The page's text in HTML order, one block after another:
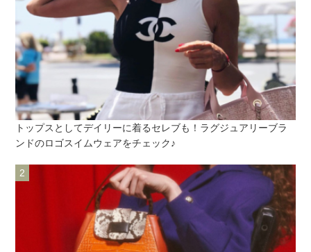
トップスとしてデイリーに着るセレブも！ラグジュアリーブラ
ンドのロゴスイムウェアをチェック♪